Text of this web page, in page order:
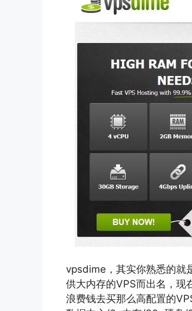
vpsdime，其实你熟悉的就
供大内存的VPS而出名，现
浪费钱去买那么高配置的